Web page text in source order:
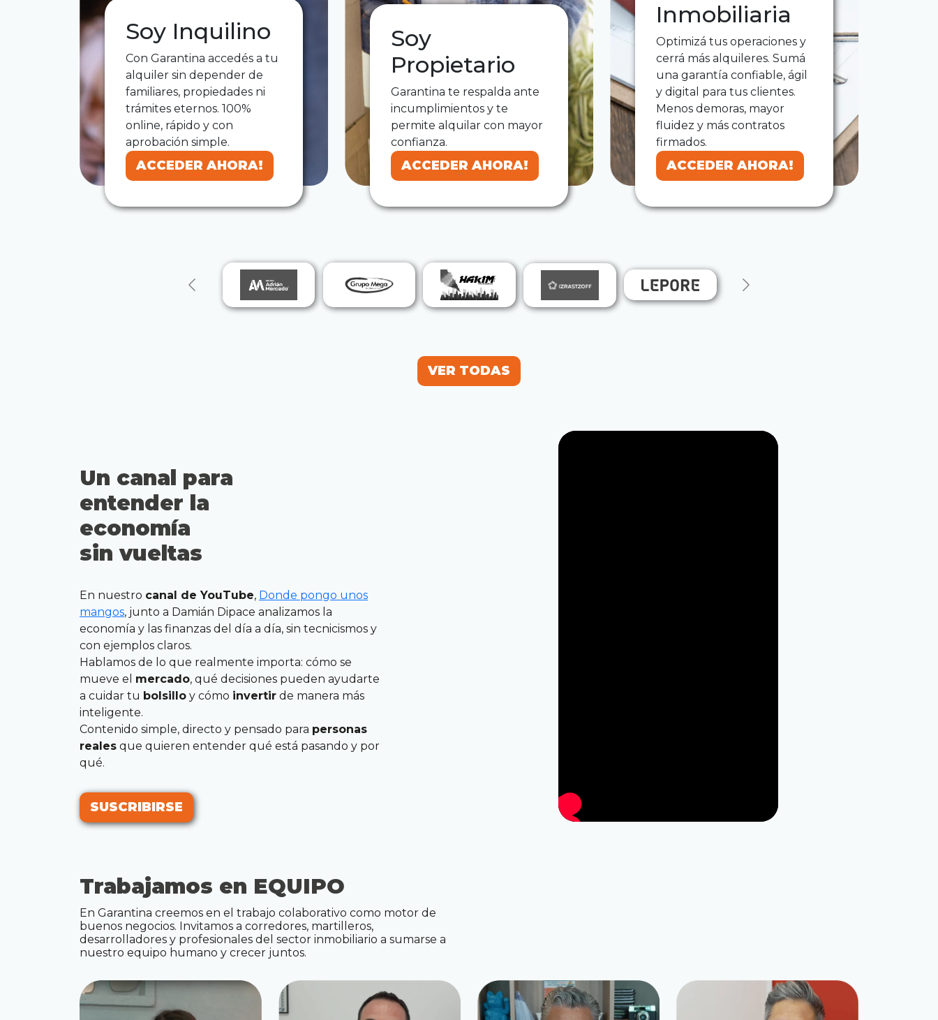
Soy Inquilino
Con Garantina accedés a tu
alquiler sin depender de
familiares, propiedades ni
trámites eternos. 100%
online, rápido y con
aprobación simple.
ACCEDER AHORA!
ACCEDER AHORA!
Soy
Propietario
Garantina te respalda ante
incumplimientos y te
permite alquilar con mayor
confianza.
ACCEDER AHORA!
ACCEDER AHORA!
Inmobiliaria
Optimizá tus operaciones y
cerrá más alquileres. Sumá
una garantía confiable, ágil
y digital para tus clientes.
Menos demoras, mayor
fluidez y más contratos
firmados.
ACCEDER AHORA!
ACCEDER AHORA!
Previous Next
VER TODAS
VER TODAS
Un canal para
entender la
economía
sin vueltas
En nuestro canal de YouTube, Donde pongo unos
mangos, junto a Damián Dipace analizamos la
economía y las finanzas del día a día, sin tecnicismos y
con ejemplos claros.
Hablamos de lo que realmente importa: cómo se
mueve el mercado, qué decisiones pueden ayudarte
a cuidar tu bolsillo y cómo invertir de manera más
inteligente.
Contenido simple, directo y pensado para personas
reales que quieren entender qué está pasando y por
qué.
SUSCRIBIRSE
SUSCRIBIRSE
Trabajamos en EQUIPO
En Garantina creemos en el trabajo colaborativo como motor de
buenos negocios. Invitamos a corredores, martilleros,
desarrolladores y profesionales del sector inmobiliario a sumarse a
nuestro equipo humano y crecer juntos.